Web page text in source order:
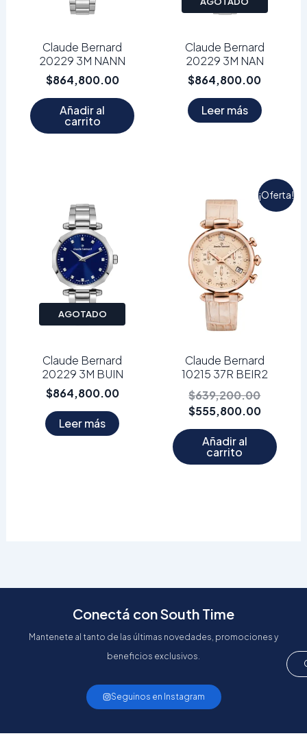
Claude Bernard
20229 3M NANN
$864,800.00
Añadir al
carrito
Claude Bernard
20229 3M NAN
$864,800.00
Leer más
AGOTADO
Claude Bernard
20229 3M BUIN
$864,800.00
Leer más
¡Oferta!
Claude Bernard
10215 37R BEIR2
$639,200.00
El
precio
$555,800.00
El
precio
Añadir al
carrito
Conectá con South Time
Mantenete al tanto de las últimas novedades, promociones y
beneficios exclusivos.
Seguinos en Instagram